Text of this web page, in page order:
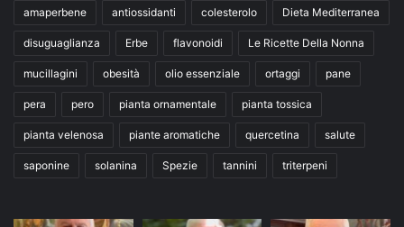
amaperbene antiossidanti colesterolo Dieta Mediterranea
disuguaglianza Erbe flavonoidi Le Ricette Della Nonna
mucillagini obesità olio essenziale ortaggi pane
pera pero pianta ornamentale pianta tossica
pianta velenosa piante aromatiche quercetina salute
saponine solanina Spezie tannini triterpeni